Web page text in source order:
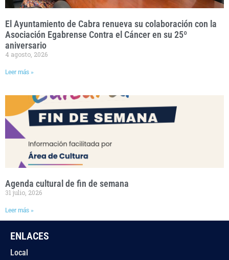
El Ayuntamiento de Cabra renueva su colaboración con la
Asociación Egabrense Contra el Cáncer en su 25º
aniversario
4 agosto, 2026
Leer más »
Agenda cultural de fin de semana
31 julio, 2026
Leer más »
ENLACES
Local